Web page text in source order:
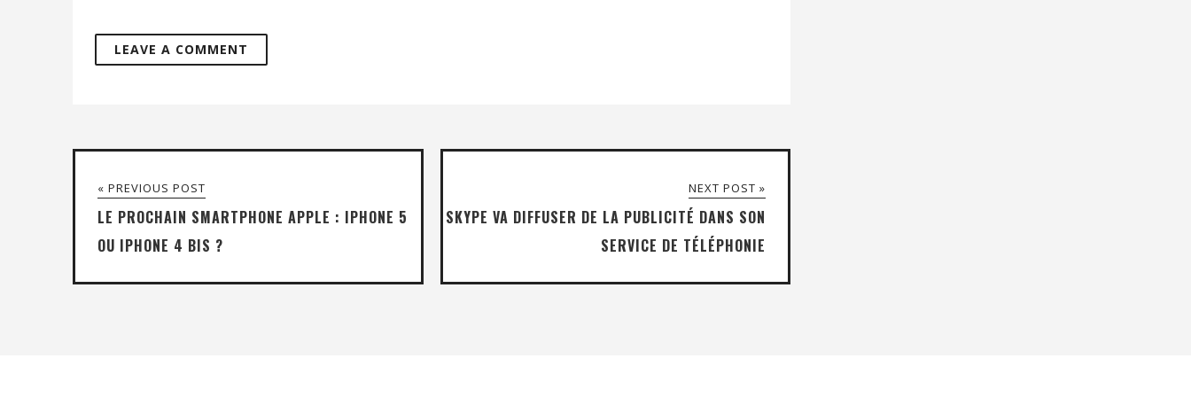
« PREVIOUS POST
LE PROCHAIN SMARTPHONE APPLE : IPHONE 5
OU IPHONE 4 BIS ?
NEXT POST »
SKYPE VA DIFFUSER DE LA PUBLICITÉ DANS SON
SERVICE DE TÉLÉPHONIE